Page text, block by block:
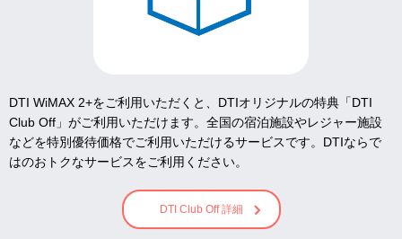
DTI WiMAX 2+をご利用いただくと、DTIオリジナルの特典「DTI
Club Off」がご利用いただけます。全国の宿泊施設やレジャー施設
などを特別優待価格でご利用いただけるサービスです。DTIならで
はのおトクなサービスをご利用ください。
DTI Club Off 詳細